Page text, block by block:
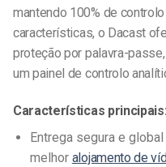
mantendo 100% de
características, o Dacast
proteção por palavra-
um painel de controlo
Características principais:
Entrega segura e
melhor alojamento de